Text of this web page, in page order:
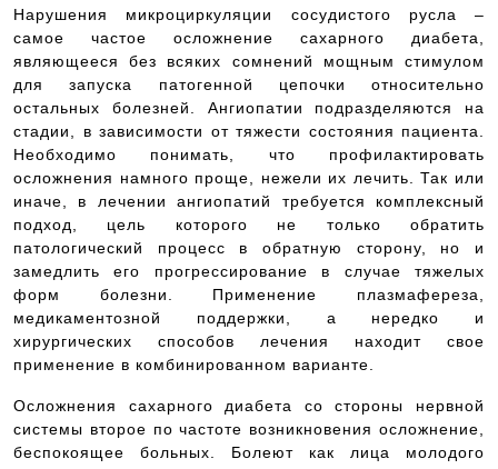
Нарушения микроциркуляции сосудистого русла –
самое частое осложнение сахарного диабета,
являющееся без всяких сомнений мощным стимулом
для запуска патогенной цепочки относительно
остальных болезней. Ангиопатии подразделяются на
стадии, в зависимости от тяжести состояния пациента.
Необходимо понимать, что профилактировать
осложнения намного проще, нежели их лечить. Так или
иначе, в лечении ангиопатий требуется комплексный
подход, цель которого не только обратить
патологический процесс в обратную сторону, но и
замедлить его прогрессирование в случае тяжелых
форм болезни. Применение плазмафереза,
медикаментозной поддержки, а нередко и
хирургических способов лечения находит свое
применение в комбинированном варианте.
Осложнения сахарного диабета со стороны нервной
системы второе по частоте возникновения осложнение,
беспокоящее больных. Болеют как лица молодого